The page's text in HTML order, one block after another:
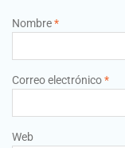
Nombre*
Correo electrónico*
Web